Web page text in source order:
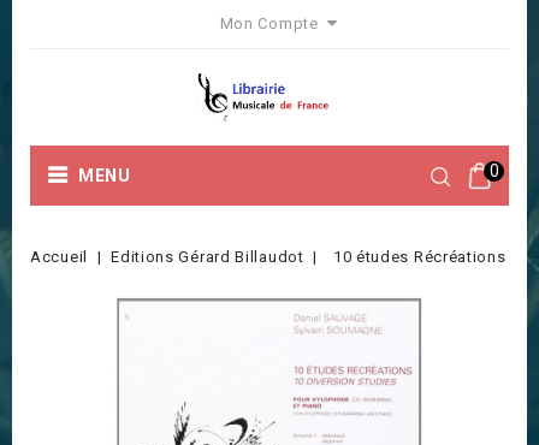
Mon Compte
0
MENU
Accueil Editions Gérard Billaudot 10 études Récréations